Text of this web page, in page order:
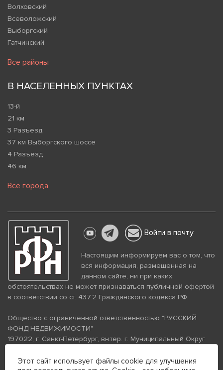
Волховский
Всеволожский
Выборгский
Гатчинский
Все районы
В НАСЕЛЕННЫХ ПУНКТАХ
13-й
21 км
3 Разъезд
37 км Выборгского шоссе
4 Разъезд
46 км
Все города
Войти в почту
Настоящим информируем вас о том, что
вся информация, размещенная на
данном сайте, ни при каких
обстоятельствах не может признаваться публичной офертой
в соответствии со ст. 437.2 Гражданского кодекса РФ.
Общество с ограниченной ответственностью "РУССКИЙ
ФОНД НЕДВИЖИМОСТИ"
197022, г. Санкт-Петербург, вн.тер. г. Муниципальный Округ
помещение 26Н, комната 103
Этот сайт использует файлы cookie для улучшения